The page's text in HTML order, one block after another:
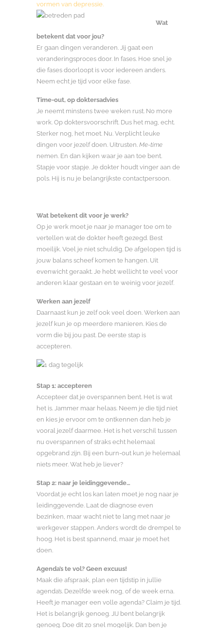
vormen van depressie.
Wat
betekent dat voor jou?
Er gaan dingen veranderen. Jij gaat een
veranderingsproces door. In fases. Hoe snel je
die fases doorloopt is voor iedereen anders.
Neem echt je tijd voor elke fase.
Time-out, op doktersadvies
Je neemt minstens twee weken rust. No more
work. Op doktersvoorschrift. Dus het mag, echt.
Sterker nog, het moet. Nu. Verplicht leuke
dingen voor jezelf doen. Uitrusten. Me-time
nemen. En dan kijken waar je aan toe bent.
Stapje voor stapje. Je dokter houdt vinger aan de
pols. Hij is nu je belangrijkste contactpersoon.
Wat betekent dit voor je werk?
Op je werk moet je naar je manager toe om te
vertellen wat de dokter heeft gezegd. Best
moeilijk. Voel je niet schuldig. De afgelopen tijd is
jouw balans scheef komen te hangen. Uit
evenwicht geraakt. Je hebt wellicht te veel voor
anderen klaar gestaan en te weinig voor jezelf.
Werken aan jezelf
Daarnaast kun je zelf ook veel doen. Werken aan
jezelf kun je op meerdere manieren. Kies de
vorm die bij jou past. De eerste stap is
accepteren.
Stap 1: accepteren
Accepteer dat je overspannen bent. Het is wat
het is. Jammer maar helaas. Neem je die tijd niet
en kies je ervoor om te ontkennen dan heb je
vooral jezelf daarmee. Het is het verschil tussen
nu overspannen of straks echt helemaal
opgebrand zijn. Bij een burn-out kun je helemaal
niets meer. Wat heb je liever?
Stap 2: naar je leidinggevende…
Voordat je echt los kan laten moet je nog naar je
leidinggevende. Laat de diagnose even
bezinken, maar wacht niet te lang met naar je
werkgever stappen. Anders wordt de drempel te
hoog. Het is best spannend, maar je moet het
doen.
Agenda’s te vol? Geen excuus!
Maak die afspraak, plan een tijdstip in jullie
agenda’s. Dezelfde week nog, of de week erna.
Heeft je manager een volle agenda? Claim je tijd.
Het is belangrijk genoeg. JIJ bent belangrijk
genoeg. Doe dit zo snel mogelijk. Dan ben je